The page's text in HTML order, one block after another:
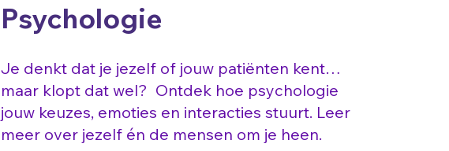
Psychologie
Je denkt dat je jezelf of jouw patiënten kent…
maar klopt dat wel? Ontdek hoe psychologie
jouw keuzes, emoties en interacties stuurt. Leer
meer over jezelf én de mensen om je heen.